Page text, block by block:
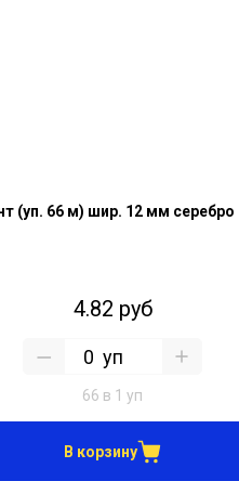
(уп. 66 м) шир. 12 мм серебро
4.82 руб
уп
66 в 1 уп
В корзину